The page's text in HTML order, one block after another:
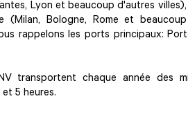
Lyon et beaucoup d'autres
(Milan, Bologne, Rome et
rappelons les ports principaux:
transportent chaque année des
5 heures.